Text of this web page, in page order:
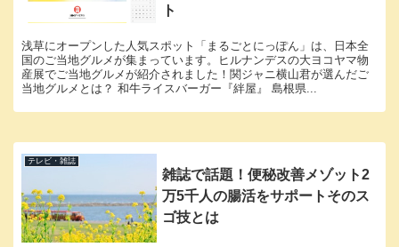
ト
浅草にオープンした人気スポット「まるごとにっぽん」は、日本全
国のご当地グルメが集まっています。ヒルナンデスの大ヨコヤマ物
産展でご当地グルメが紹介されました！関ジャニ横山君が選んだご
当地グルメとは？ 和牛ライスバーガー『絆屋』 島根県...
テレビ・雑誌
雑誌で話題！便秘改善メゾット2
万5千人の腸活をサポートそのス
ゴ技とは